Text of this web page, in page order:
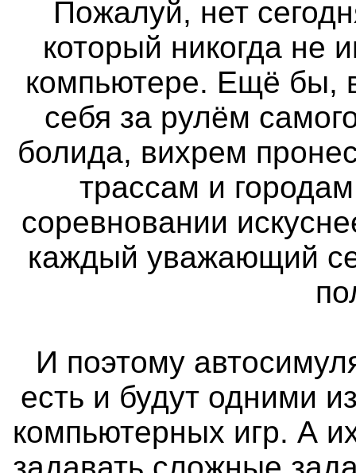
Пожалуй, нет
который никогда не
компьютере. Ещё бы,
себя за рулём
болида, вихрем
трассам и
соревновании
каждый уважающий
И поэтому
есть и будут одними
компьютерных игр. А